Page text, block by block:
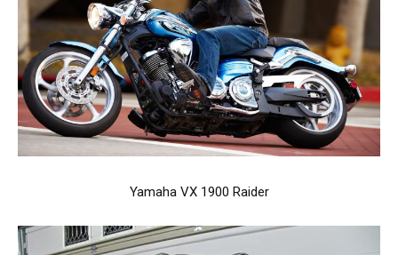
Yamaha VX 1900 Raider